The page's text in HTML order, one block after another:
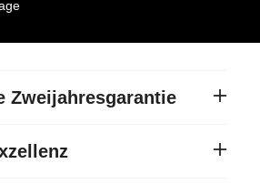
Zweijahresgarantie
Garantiekarte, mit der die